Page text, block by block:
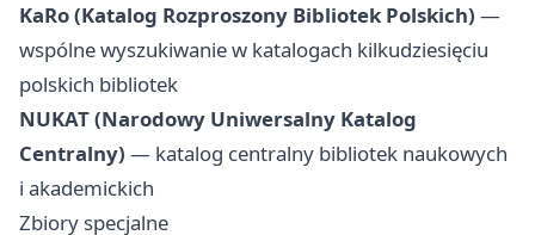
KaRo (Katalog Rozproszony Bibliotek Polskich) —
wspólne wyszukiwanie w katalogach kilkudziesięciu
polskich bibliotek
NUKAT (Narodowy Uniwersalny Katalog
Centralny) — katalog centralny bibliotek naukowych
i akademickich
Zbiory specjalne